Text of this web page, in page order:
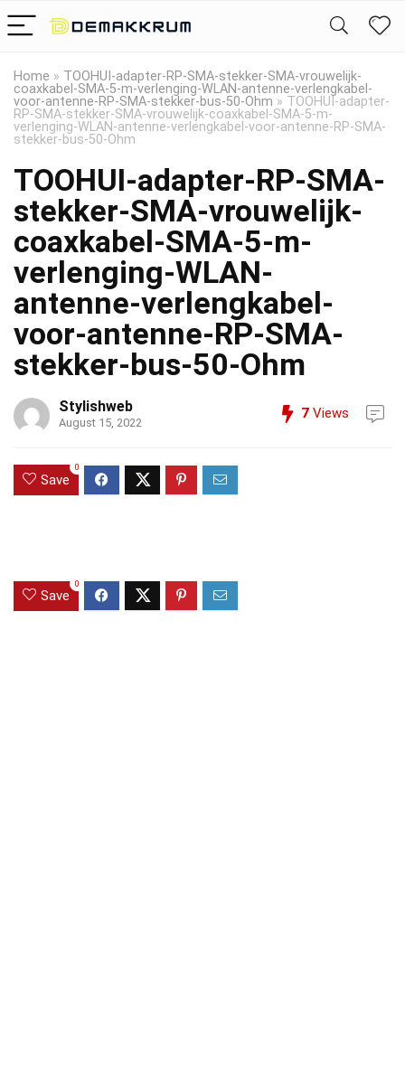
Home » TOOHUI-adapter-RP-SMA-stekker-SMA-vrouwelijk-
coaxkabel-SMA-5-m-verlenging-WLAN-antenne-verlengkabel-
voor-antenne-RP-SMA-stekker-bus-50-Ohm » TOOHUI-adapter-
RP-SMA-stekker-SMA-vrouwelijk-coaxkabel-SMA-5-m-
verlenging-WLAN-antenne-verlengkabel-voor-antenne-RP-SMA-
stekker-bus-50-Ohm
TOOHUI-adapter-RP-SMA-
stekker-SMA-vrouwelijk-
coaxkabel-SMA-5-m-
verlenging-WLAN-
antenne-verlengkabel-
voor-antenne-RP-SMA-
stekker-bus-50-Ohm
Stylishweb
August 15, 2022
7 Views
Save
0
Save
0